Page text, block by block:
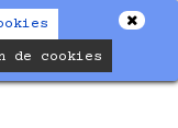
de cookies